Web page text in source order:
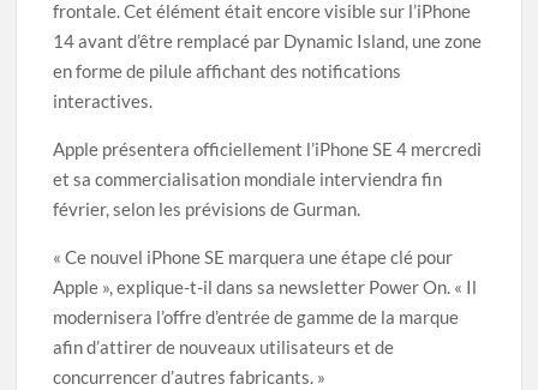
frontale. Cet élément était encore visible sur l’iPhone
14 avant d’être remplacé par Dynamic Island, une zone
en forme de pilule affichant des notifications
interactives.
Apple présentera officiellement l’iPhone SE 4 mercredi
et sa commercialisation mondiale interviendra fin
février, selon les prévisions de Gurman.
« Ce nouvel iPhone SE marquera une étape clé pour
Apple », explique-t-il dans sa newsletter Power On. « Il
modernisera l’offre d’entrée de gamme de la marque
afin d’attirer de nouveaux utilisateurs et de
concurrencer d’autres fabricants. »